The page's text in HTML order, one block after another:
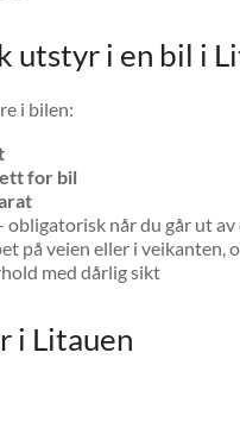
utstyr i en bil i
i bilen:
for bil
obligatorisk når du går ut
på veien eller i veikanten,
med dårlig sikt
i Litauen